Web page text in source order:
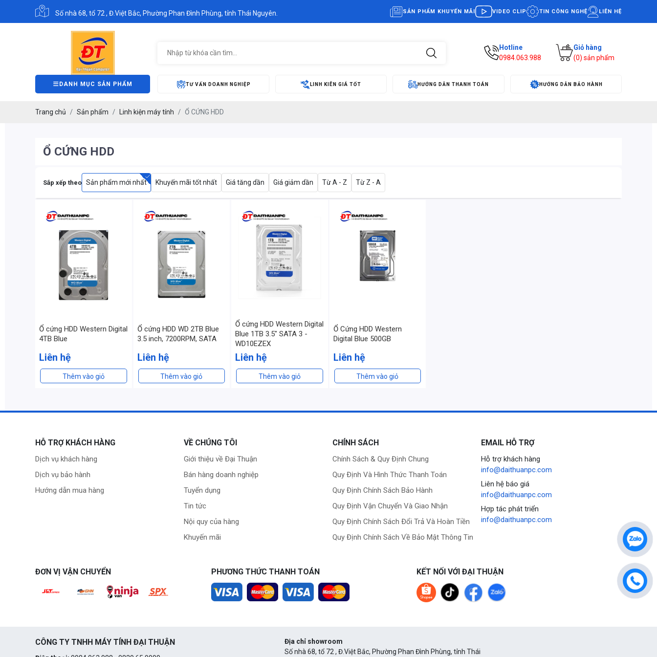
Số nhà 68, tổ 72 , Đ.Việt Bắc, Phường Phan Đình Phùng, tỉnh Thái Nguyên. SẢN PHẨM KHUYẾN MÃI VIDEO CLIP TIN CÔNG NGHỆ LIÊN HỆ
Hotline
0984.063.988
Giỏ hàng
(0) sản phẩm
DANH MỤC SẢN PHẨM TƯ VẤN DOANH NGHIỆP LINH KIÊN GIÁ TỐT HƯỚNG DẪN THANH TOÁN HƯỚNG DẪN BẢO HÀNH
Trang chủ Sản phẩm Linh kiện máy tính Ổ CỨNG HDD
Ổ CỨNG HDD
Sắp xếp theo Sản phẩm mới nhất Khuyến mãi tốt nhất Giá tăng dần Giá giảm dần Từ A - Z Từ Z - A
Ổ cứng HDD Western Digital
4TB Blue
Liên hệ
Thêm vào giỏ
Ổ cứng HDD WD 2TB Blue
3.5 inch, 7200RPM, SATA
Liên hệ
Thêm vào giỏ
Ổ cứng HDD Western Digital
Blue 1TB 3.5" SATA 3 -
WD10EZEX
Liên hệ
Thêm vào giỏ
Ổ Cứng HDD Western
Digital Blue 500GB
Liên hệ
Thêm vào giỏ
HỖ TRỢ KHÁCH HÀNG
Dịch vụ khách hàng
Dịch vụ bảo hành
Hướng dẫn mua hàng
VỀ CHÚNG TÔI
Giới thiệu về Đại Thuận
Bán hàng doanh nghiệp
Tuyển dụng
Tin tức
Nội quy của hàng
Khuyến mãi
CHÍNH SÁCH
Chính Sách & Quy Định Chung
Quy Định Và Hình Thức Thanh Toán
Quy Định Chính Sách Bảo Hành
Quy Định Vận Chuyển Và Giao Nhận
Quy Định Chính Sách Đổi Trả Và Hoàn Tiền
Quy Định Chính Sách Về Bảo Mật Thông Tin
EMAIL HỖ TRỢ
Hỗ trợ khách hàng
info@daithuanpc.com
Liên hệ báo giá
info@daithuanpc.com
Hợp tác phát triển
info@daithuanpc.com
ĐƠN VỊ VẬN CHUYỂN PHƯƠNG THỨC THANH TOÁN KẾT NỐI VỚI ĐẠI THUẬN
CÔNG TY TNHH MÁY TÍNH ĐẠI THUẬN
Địa chỉ showroom
Số nhà 68, tổ 72 , Đ.Việt Bắc, Phường Phan Đình Phùng, tỉnh Thái